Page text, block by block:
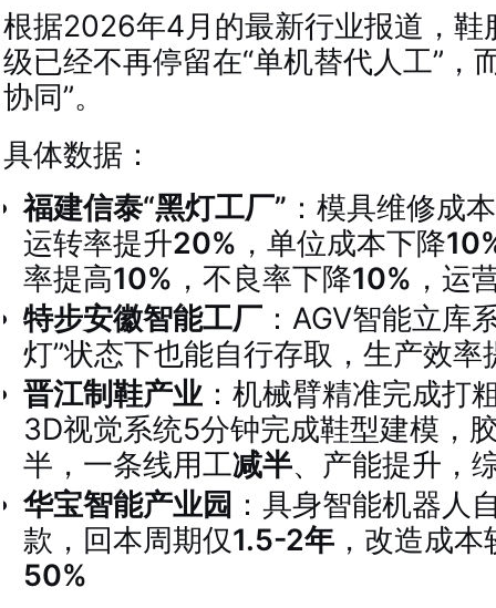
根据2026年4月的最新行业报道，鞋
级已经不再停留在“单机替代人工”，
协同”。
具体数据：
福建信泰“黑灯工厂” ：模具维修成
运转率提升20% ，单位成本下降
率提高10% ，不良率下降10% ，运
特步安徽智能工厂 ：AGV智能立库
灯”状态下也能自行存取，生产效率
晋江制鞋产业 ：机械臂精准完成打
3D视觉系统5分钟完成鞋型建模，
半，一条线用工减半、产能提升，
华宝智能产业园 ：具身智能机器人
款，回本周期仅1.5-2年 ，改造成
50%